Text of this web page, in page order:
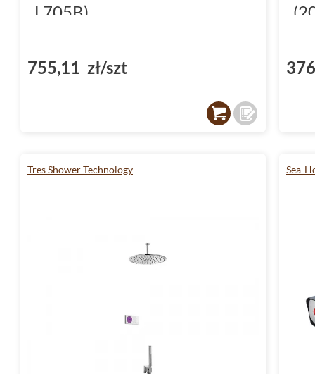
L705B)
755,11 zł/szt
Tres Shower Technology Sea-